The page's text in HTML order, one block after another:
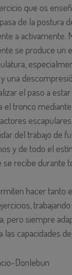
que os
de la postura
a activamente.
se produce un
una
el paso a
el tronco
del trabajo de
y de todo el
se recibe durante
hacer tanto
pero siempre
las capacidades
Donlebun